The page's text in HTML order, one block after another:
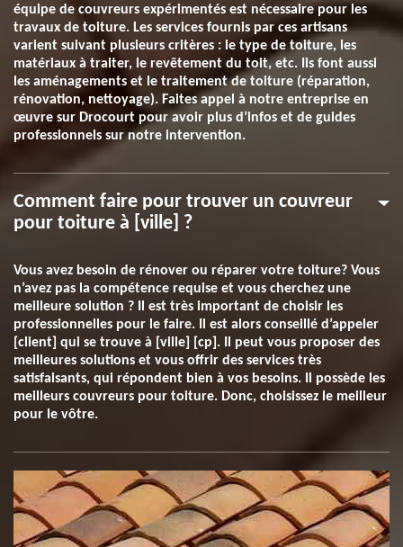
équipe de couvreurs expérimentés est nécessaire pour les
travaux de toiture. Les services fournis par ces artisans
varient suivant plusieurs critères : le type de toiture, les
matériaux à traiter, le revêtement du toit, etc. Ils font aussi
les aménagements et le traitement de toiture (réparation,
rénovation, nettoyage). Faites appel à notre entreprise en
œuvre sur Drocourt pour avoir plus d’infos et de guides
professionnels sur notre intervention.
Comment faire pour trouver un couvreur
pour toiture à [ville] ?
Vous avez besoin de rénover ou réparer votre toiture? Vous
n’avez pas la compétence requise et vous cherchez une
meilleure solution ? Il est très important de choisir les
professionnelles pour le faire. Il est alors conseillé d’appeler
[client] qui se trouve à [ville] [cp]. Il peut vous proposer des
meilleures solutions et vous offrir des services très
satisfaisants, qui répondent bien à vos besoins. Il possède les
meilleurs couvreurs pour toiture. Donc, choisissez le meilleur
pour le vôtre.